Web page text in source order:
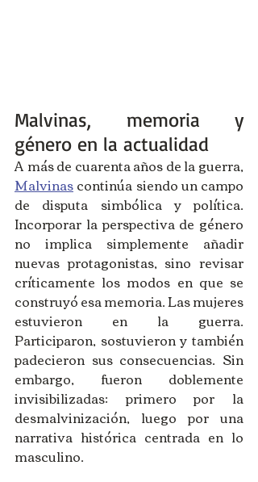
Malvinas, memoria y
género en la actualidad
Malvinas continúa siendo un campo
de disputa simbólica y política.
Incorporar la perspectiva de género
no implica simplemente añadir
nuevas protagonistas, sino revisar
críticamente los modos en que se
construyó esa memoria. Las mujeres
estuvieron en la guerra.
Participaron, sostuvieron y también
padecieron sus consecuencias. Sin
embargo, fueron doblemente
invisibilizadas: primero por la
desmalvinización, luego por una
narrativa histórica centrada en lo
masculino.